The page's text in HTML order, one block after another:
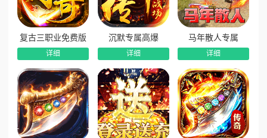
高密度BOSS刷新‌：大量妖王与福利BOSS轮番登场，全天
候高爆环境，人人都是“天命人”。
复古三职业免费版
详细
沉默专属高爆
详细
马年散人专属
详细